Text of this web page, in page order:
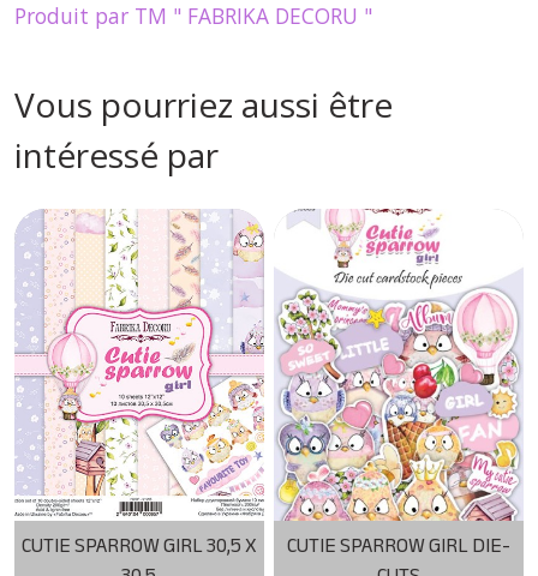
Produit par TM " FABRIKA DECORU "
Vous pourriez aussi être
intéressé par
CUTIE SPARROW GIRL 30,5 X
CUTIE SPARROW GIRL DIE-